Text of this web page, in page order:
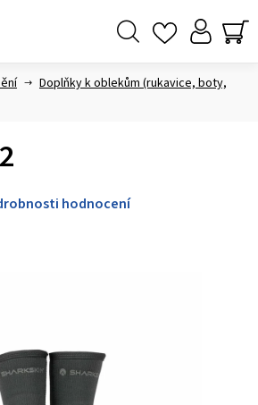
Doplňky k oblekům (rukavice, boty,
hodnocení